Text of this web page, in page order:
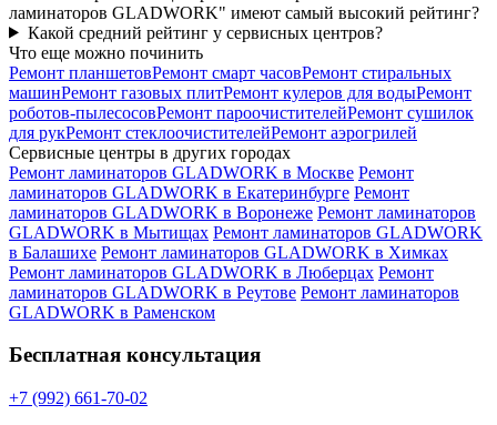
ламинаторов GLADWORK" имеют самый высокий рейтинг?
Какой средний рейтинг у сервисных центров?
Что еще можно починить
Ремонт планшетовРемонт смарт часовРемонт стиральных
машинРемонт газовых плитРемонт кулеров для водыРемонт
роботов-пылесосовРемонт пароочистителейРемонт сушилок
для рукРемонт стеклоочистителейРемонт аэрогрилей
Сервисные центры в других городах
Ремонт ламинаторов GLADWORK в Москве Ремонт
ламинаторов GLADWORK в Екатеринбурге Ремонт
ламинаторов GLADWORK в Воронеже Ремонт ламинаторов
GLADWORK в Мытищах Ремонт ламинаторов GLADWORK
в Балашихе Ремонт ламинаторов GLADWORK в Химках
Ремонт ламинаторов GLADWORK в Люберцах Ремонт
ламинаторов GLADWORK в Реутове Ремонт ламинаторов
GLADWORK в Раменском
Бесплатная консультация
+7 (992) 661-70-02